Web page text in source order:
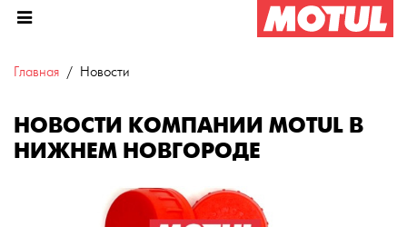
Главная Новости
НОВОСТИ КОМПАНИИ MOTUL В
НИЖНЕМ НОВГОРОДЕ